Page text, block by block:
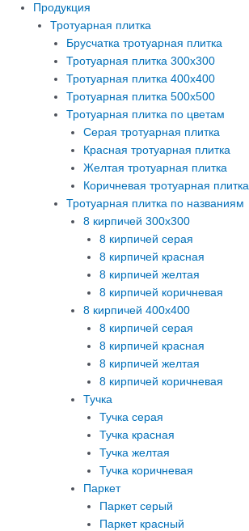
Продукция
Тротуарная плитка
Брусчатка тротуарная плитка
Тротуарная плитка 300х300
Тротуарная плитка 400х400
Тротуарная плитка 500х500
Тротуарная плитка по цветам
Серая тротуарная плитка
Красная тротуарная плитка
Желтая тротуарная плитка
Коричневая тротуарная плитка
Тротуарная плитка по названиям
8 кирпичей 300х300
8 кирпичей серая
8 кирпичей красная
8 кирпичей желтая
8 кирпичей коричневая
8 кирпичей 400х400
8 кирпичей серая
8 кирпичей красная
8 кирпичей желтая
8 кирпичей коричневая
Тучка
Тучка серая
Тучка красная
Тучка желтая
Тучка коричневая
Паркет
Паркет серый
Паркет красный